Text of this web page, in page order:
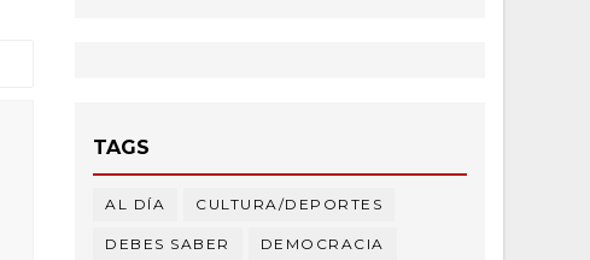
TAGS
AL DÍA CULTURA/DEPORTES
DEBES SABER DEMOCRACIA